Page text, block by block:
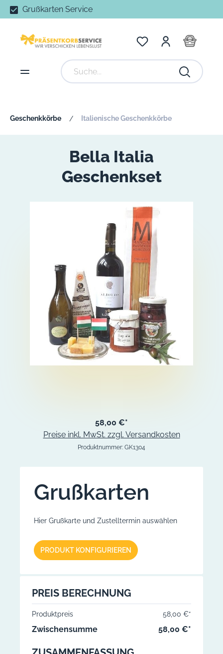
Grußkarten Service
Geschenkkörbe / Italienische Geschenkkörbe
Bella Italia
Geschenkset
58,00 €*
Preise inkl. MwSt. zzgl. Versandkosten
Produktnummer: GK1304
Grußkarten
Hier Grußkarte und Zustelltermin auswählen
PRODUKT KONFIGURIEREN
PREIS BERECHNUNG
Produktpreis 58,00 €*
Zwischensumme 58,00 €*